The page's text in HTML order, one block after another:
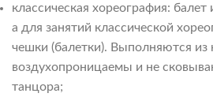
классическая хореография:
а для занятий классической
чешки (балетки). Выполняются из
воздухопроницаемы и не
танцора;